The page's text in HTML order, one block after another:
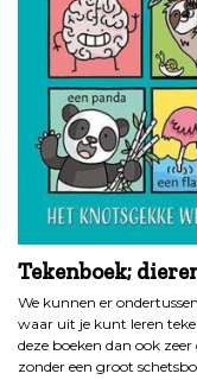
Tekenboek;
We kunnen er
waar uit je kunt leren
deze boeken dan ook
zonder een groot